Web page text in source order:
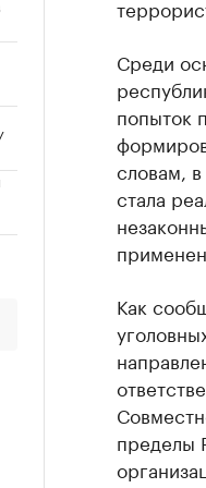
Среди
попыток
словам,
стала
Как
пределы